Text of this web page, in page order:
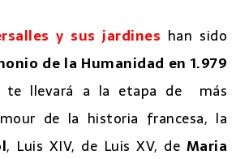
y sus jardines han sido
de la Humanidad en 1.979
te llevará a la etapa de más
de la historia francesa, la
, Luis XIV, de Luis XV, de Maria